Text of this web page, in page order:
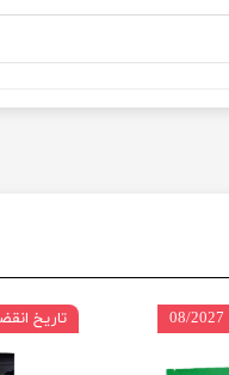
تاریخ انقضاء :